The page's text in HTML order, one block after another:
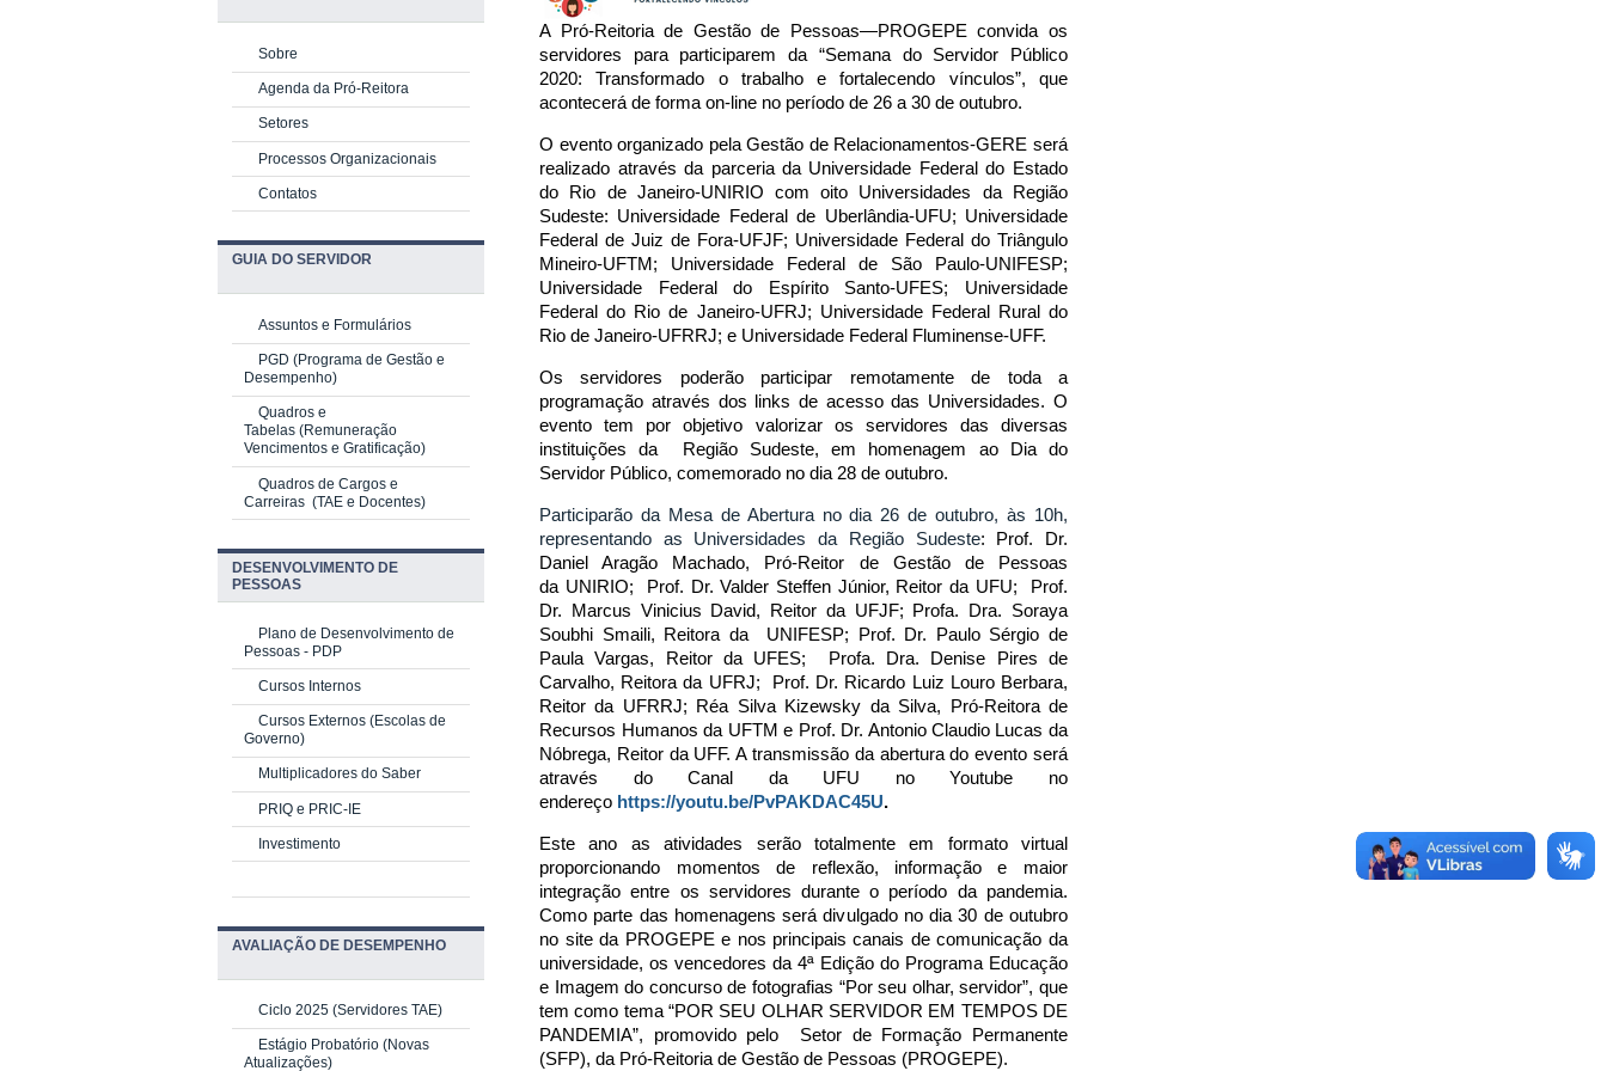
A Pró-Reitoria de Gestão de Pessoas—PROGEPE convida os
servidores para participarem da “Semana do Servidor Público
2020: Transformado o trabalho e fortalecendo vínculos”, que
acontecerá de forma on-line no período de 26 a 30 de outubro.
O evento organizado pela Gestão de Relacionamentos-GERE será
realizado através da parceria da Universidade Federal do Estado
do Rio de Janeiro-UNIRIO com oito Universidades da Região
Sudeste: Universidade Federal de Uberlândia-UFU; Universidade
Federal de Juiz de Fora-UFJF; Universidade Federal do Triângulo
Mineiro-UFTM; Universidade Federal de São Paulo-UNIFESP;
Universidade Federal do Espírito Santo-UFES; Universidade
Federal do Rio de Janeiro-UFRJ; Universidade Federal Rural do
Rio de Janeiro-UFRRJ; e Universidade Federal Fluminense-UFF.
Os servidores poderão participar remotamente de toda a
programação através dos links de acesso das Universidades. O
evento tem por objetivo valorizar os servidores das diversas
instituições da Região Sudeste, em homenagem ao Dia do
Servidor Público, comemorado no dia 28 de outubro.
Participarão da Mesa de Abertura no dia 26 de outubro, às 10h,
representando as Universidades da Região Sudeste: Prof. Dr.
Daniel Aragão Machado, Pró-Reitor de Gestão de Pessoas
da UNIRIO; Prof. Dr. Valder Steffen Júnior, Reitor da UFU;
Prof.
Dr. Marcus Vinicius David, Reitor da UFJF; Profa. Dra. Soraya
Soubhi Smaili, Reitora da UNIFESP; Prof. Dr. Paulo Sérgio de
Paula Vargas, Reitor da UFES;
Profa. Dra. Denise Pires de
Carvalho, Reitora da UFRJ;
Prof. Dr. Ricardo Luiz Louro Berbara,
Reitor da UFRRJ; Réa Silva Kizewsky da Silva, Pró-Reitora de
Recursos Humanos da UFTM e Prof. Dr. Antonio Claudio Lucas da
Nóbrega, Reitor da UFF. A transmissão da abertura do evento será
através do Canal da UFU no Youtube no
endereço https://youtu.be/PvPAKDAC45U.
Este ano as atividades serão totalmente em formato virtual
proporcionando momentos de reflexão, informação e maior
integração entre os servidores durante o período da pandemia.
Como parte das homenagens será divulgado no dia 30 de outubro
no site da PROGEPE e nos principais canais de comunicação da
universidade, os vencedores da 4ª Edição do Programa Educação
e Imagem do concurso de fotografias “Por seu olhar, servidor”, que
tem como tema “POR SEU OLHAR SERVIDOR EM TEMPOS DE
PANDEMIA”, promovido pelo Setor de Formação Permanente
(SFP), da Pró-Reitoria de Gestão de Pessoas (PROGEPE).
Sobre
Agenda da Pró-Reitora
Setores
Processos Organizacionais
Contatos
GUIA DO SERVIDOR
Assuntos e Formulários
PGD (Programa de Gestão e
Desempenho)
Quadros e
Tabelas (Remuneração
Vencimentos e Gratificação)
Quadros de Cargos e
Carreiras (TAE e Docentes)
DESENVOLVIMENTO DE
PESSOAS
Plano de Desenvolvimento de
Pessoas - PDP
Cursos Internos
Cursos Externos (Escolas de
Governo)
Multiplicadores do Saber
PRIQ e PRIC-IE
Investimento
AVALIAÇÃO DE DESEMPENHO
Ciclo 2025 (Servidores TAE)
Estágio Probatório (Novas
Atualizações)